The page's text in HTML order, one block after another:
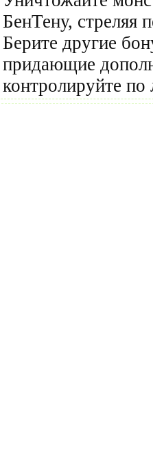
БенТену, стреляя
Берите другие
придающие
контролируйте по